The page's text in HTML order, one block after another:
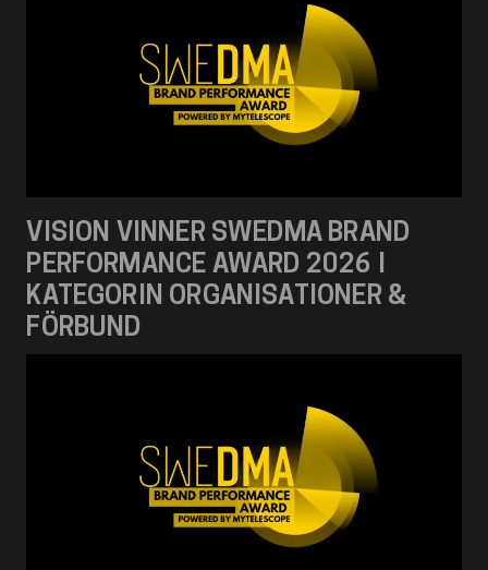
VISION VINNER SWEDMA BRAND
PERFORMANCE AWARD 2026 I
KATEGORIN ORGANISATIONER &
FÖRBUND